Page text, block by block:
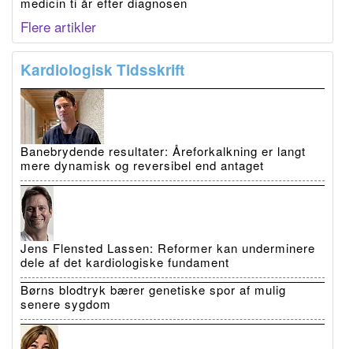
Flere artikler
Kardiologisk Tidsskrift
Banebrydende resultater: Åreforkalkning er langt
mere dynamisk og reversibel end antaget
Jens Flensted Lassen: Reformer kan underminere
dele af det kardiologiske fundament
Børns blodtryk bærer genetiske spor af mulig
senere sygdom